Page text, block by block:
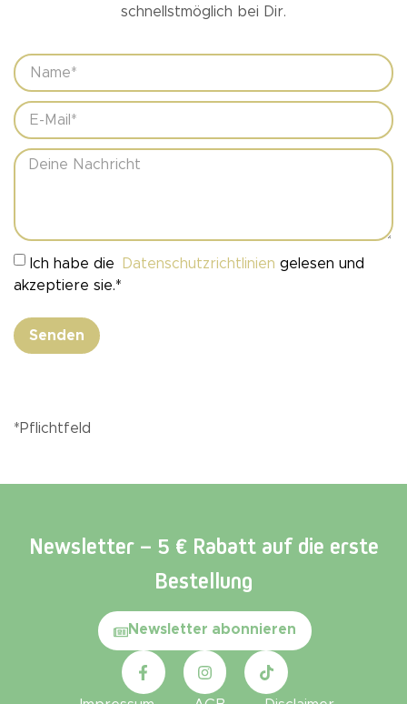
schnellstmöglich bei Dir.
Ich habe die Datenschutzrichtlinien gelesen und
akzeptiere sie.*
Senden
*Pflichtfeld
Newsletter – 5 € Rabatt auf die erste
Bestellung​
Newsletter abonnieren